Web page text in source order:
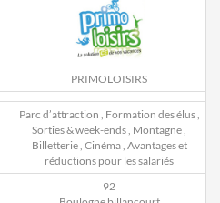
PRIMOLOISIRS
Parc d’attraction , Formation des élus,
Sorties & week-ends, Montagne,
Billetterie, Cinéma, Avantages et
réductions pour les salariés
92